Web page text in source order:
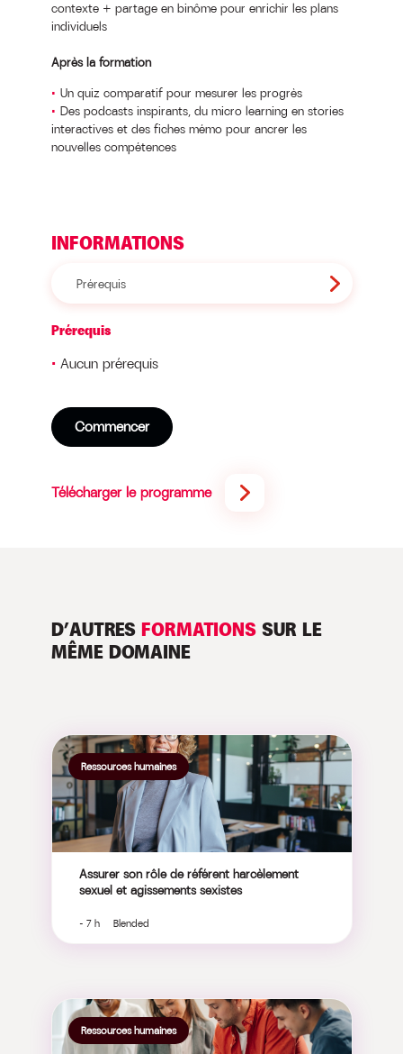
contexte + partage en binôme pour enrichir les plans
individuels
Après la formation
Un quiz comparatif pour mesurer les progrès
Des podcasts inspirants, du micro learning en stories
interactives et des fiches mémo pour ancrer les
nouvelles compétences
INFORMATIONS
Prérequis
Prérequis
Aucun prérequis
Commencer
Télécharger le programme
D’AUTRES FORMATIONSSUR LE
MÊME DOMAINE
Ressources humaines
Assurer son rôle de référent harcèlement
sexuel et agissements sexistes
- 7 h Blended
Ressources humaines